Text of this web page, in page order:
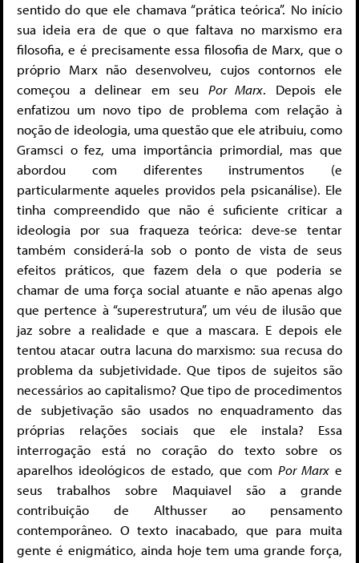
sentido do que ele chamava “prática teórica”. No início
sua ideia era de que o que faltava no marxismo era
filosofia, e é precisamente essa filosofia de Marx, que o
próprio Marx não desenvolveu, cujos contornos ele
começou a delinear em seu Por Marx. Depois ele
enfatizou um novo tipo de problema com relação à
noção de ideologia, uma questão que ele atribuiu, como
Gramsci o fez, uma importância primordial, mas que
abordou com diferentes instrumentos (e
particularmente aqueles providos pela psicanálise). Ele
tinha compreendido que não é suficiente criticar a
ideologia por sua fraqueza teórica: deve-se tentar
também considerá-la sob o ponto de vista de seus
efeitos práticos, que fazem dela o que poderia se
chamar de uma força social atuante e não apenas algo
que pertence à “superestrutura”, um véu de ilusão que
jaz sobre a realidade e que a mascara. E depois ele
tentou atacar outra lacuna do marxismo: sua recusa do
problema da subjetividade. Que tipos de sujeitos são
necessários ao capitalismo? Que tipo de procedimentos
de subjetivação são usados no enquadramento das
próprias relações sociais que ele instala? Essa
interrogação está no coração do texto sobre os
aparelhos ideológicos de estado, que com Por Marx e
seus trabalhos sobre Maquiavel são a grande
contribuição de Althusser ao pensamento
contemporâneo. O texto inacabado, que para muita
gente é enigmático, ainda hoje tem uma grande força,